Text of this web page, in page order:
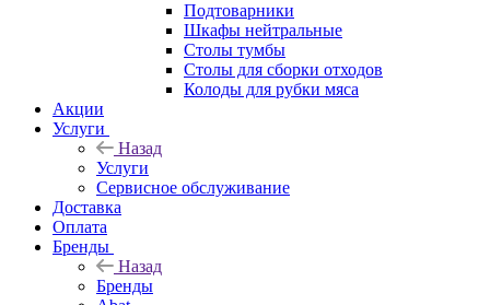
Подтоварники
Шкафы нейтральные
Столы тумбы
Столы для сборки отходов
Колоды для рубки мяса
Акции
Услуги
Назад
Услуги
Сервисное обслуживание
Доставка
Оплата
Бренды
Назад
Бренды